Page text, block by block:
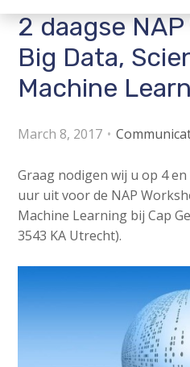
J
u
m
p
t
n
v
i
g
a
i
2 daagse
Big Data,
Machine
March 8, 2017
Graag nodigen wij u op 4 en
uur uit voor de NAP
Machine Learning bij Cap
3543 KA Utrecht).
About
Login